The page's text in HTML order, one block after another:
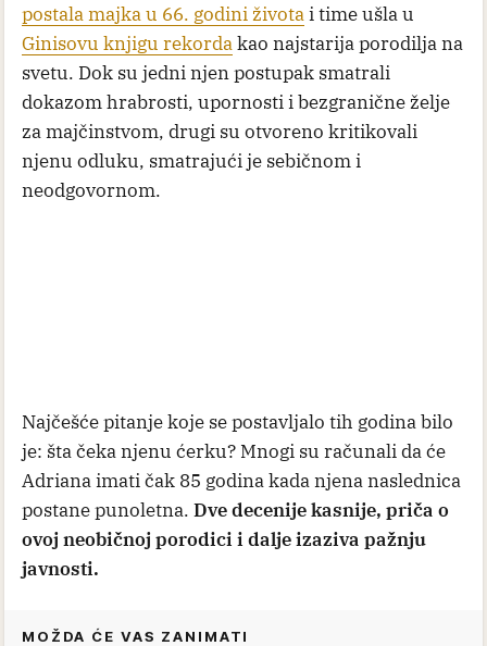
postala majka u 66. godini životai time ušla u
Ginisovu knjigu rekordakao najstarija porodilja na
svetu. Dok su jedni njen postupak smatrali
dokazom hrabrosti, upornosti i bezgranične želje
za majčinstvom, drugi su otvoreno kritikovali
njenu odluku, smatrajući je sebičnom i
neodgovornom.
Najčešće pitanje koje se postavljalo tih godina bilo
je: šta čeka njenu ćerku? Mnogi su računali da će
Adriana imati čak 85 godina kada njena naslednica
postane punoletna. Dve decenije kasnije, priča o
ovoj neobičnoj porodici i dalje izaziva pažnju
javnosti.
MOŽDA ĆE VAS ZANIMATI